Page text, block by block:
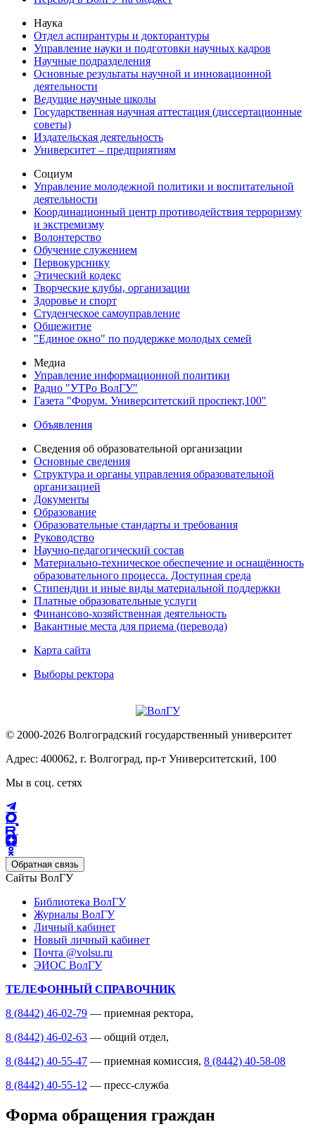
Наука
Отдел аспирантуры и докторантуры
Управление науки и подготовки научных кадров
Научные подразделения
Основные результаты научной и инновационной
деятельности
Ведущие научные школы
Государственная научная аттестация (диссертационные
советы)
Издательская деятельность
Университет – предприятиям
Социум
Управление молодежной политики и воспитательной
деятельности
Координационный центр противодействия терроризму
и экстремизму
Волонтерство
Обучение служением
Первокурснику
Этический кодекс
Творческие клубы, организации
Здоровье и спорт
Студенческое самоуправление
Общежитие
"Единое окно" по поддержке молодых семей
Медиа
Управление информационной политики
Радио "УТРо ВолГУ"
Газета "Форум. Университетский проспект,100"
Объявления
Сведения об образовательной организации
Основные сведения
Структура и органы управления образовательной
организацией
Документы
Образование
Образовательные стандарты и требования
Руководство
Научно-педагогический состав
Материально-техническое обеспечение и оснащённость
образовательного процесса. Доступная среда
Стипендии и иные виды материальной поддержки
Платные образовательные услуги
Финансово-хозяйственная деятельность
Вакантные места для приема (перевода)
Карта сайта
Выборы ректора
© 2000-2026 Волгоградский государственный университет
Адрес: 400062, г. Волгоград, пр-т Университетский, 100
Мы в соц. сетях
Обратная связь
Сайты ВолГУ
Библиотека ВолГУ
Журналы ВолГУ
Личный кабинет
Новый личный кабинет
Почта @volsu.ru
ЭИОС ВолГУ
ТЕЛЕФОННЫЙ СПРАВОЧНИК
8 (8442) 46-02-79 — приемная ректора,
8 (8442) 46-02-63 — общий отдел,
8 (8442) 40-55-47 — приемная комиссия, 8 (8442) 40-58-08
8 (8442) 40-55-12 — пресс-служба
Форма обращения граждан